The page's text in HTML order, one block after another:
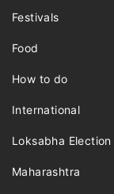
Festivals
Food
How to do
International
Loksabha
Maharashtra